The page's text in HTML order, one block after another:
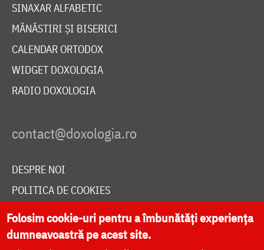
SINAXAR ALFABETIC
MĂNĂSTIRI ȘI BISERICI
CALENDAR ORTODOX
WIDGET DOXOLOGIA
RADIO DOXOLOGIA
DESPRE NOI
POLITICA DE COOKIES
DONEAZĂ ONLINE PENTRU CATEDRALA NAȚIONALĂ
Folosim cookie-uri pentru a îmbunătăți experiența
dumneavoastră pe acest site.